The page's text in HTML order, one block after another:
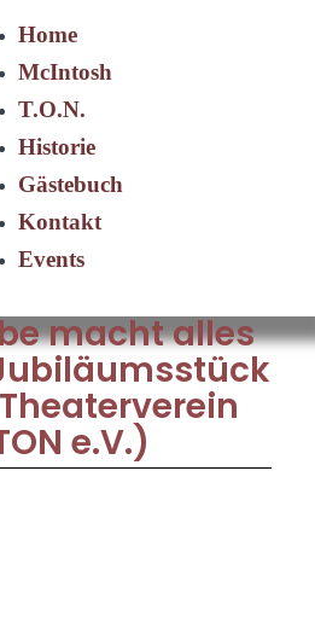
Home
McIntosh
T.O.N.
Historie
Gästebuch
Kontakt
Events
macht alles
e.V.)